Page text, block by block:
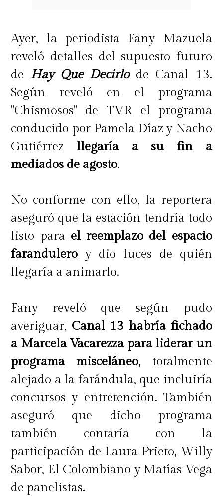
Ayer, la periodista Fany Mazuela
reveló detalles del supuesto futuro
de Hay Que Decirlode Canal 13.
Según reveló en el programa
"Chismosos" de TVR el programa
conducido por Pamela Díaz y Nacho
Gutiérrezllegaría a su fin a
mediados de agosto.
No conforme con ello, la reportera
aseguró que la estación tendría todo
listo para el reemplazo del espacio
farandulero y dio luces de quién
llegaría a animarlo.
Fany reveló que según pudo
averiguar, Canal 13 habría fichado
a Marcela Vacarezza para liderar un
programa misceláneo, totalmente
alejado a la farándula, que incluiría
concursos y entretención. También
aseguró que dicho programa
también contaría con la
participación de Laura Prieto, Willy
Sabor, El Colombiano y Matías Vega
de panelistas.